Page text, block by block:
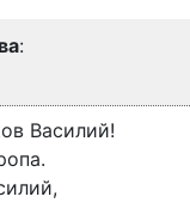
:
Василий!